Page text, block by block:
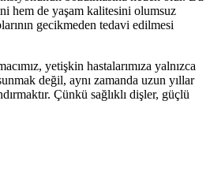
hem de yaşam kalitesini olumsuz
gecikmeden tedavi edilmesi
yetişkin hastalarımıza yalnızca
değil, aynı zamanda uzun yıllar
Çünkü sağlıklı dişler, güçlü